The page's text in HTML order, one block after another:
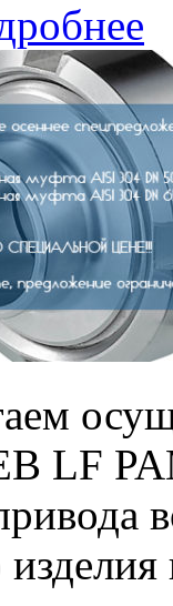
LF